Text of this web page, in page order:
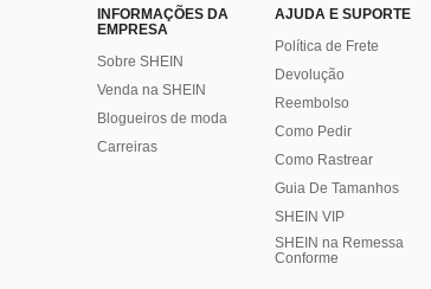
INFORMAÇÕES DA
EMPRESA
Sobre SHEIN
Venda na SHEIN
Blogueiros de moda
Carreiras
AJUDA E SUPORTE
Política de Frete
Devolução
Reembolso
Como Pedir
Como Rastrear
Guia De Tamanhos
SHEIN VIP
SHEIN na Remessa
Conforme